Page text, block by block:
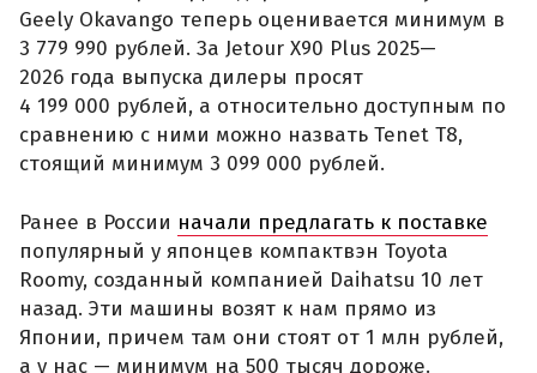
Geely Okavango теперь оценивается минимум в
3 779 990 рублей. За Jetour X90 Plus 2025—
2026 года выпуска дилеры просят
4 199 000 рублей, а относительно доступным по
сравнению с ними можно назвать Tenet T8,
стоящий минимум 3 099 000 рублей.
Ранее в России начали предлагать к поставке
популярный у японцев компактвэн Toyota
Roomy, созданный компанией Daihatsu 10 лет
назад. Эти машины возят к нам прямо из
Японии, причем там они стоят от 1 млн рублей,
а у нас — минимум на 500 тысяч дороже.